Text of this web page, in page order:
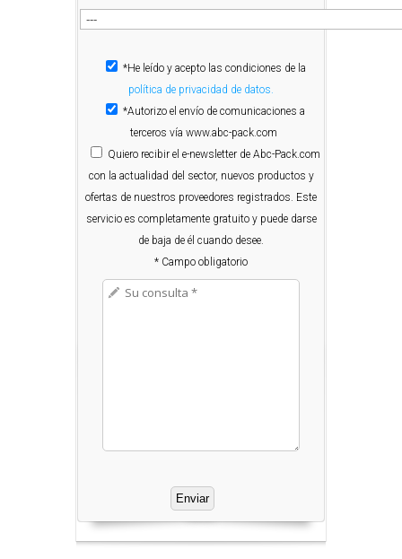
*He leído y acepto las condiciones de la
política de privacidad de datos.
*Autorizo el envío de comunicaciones a
terceros vía www.abc-pack.com
Quiero recibir el e-newsletter de Abc-Pack.com
con la actualidad del sector, nuevos productos y
ofertas de nuestros proveedores registrados. Este
servicio es completamente gratuito y puede darse
de baja de él cuando desee.
* Campo obligatorio